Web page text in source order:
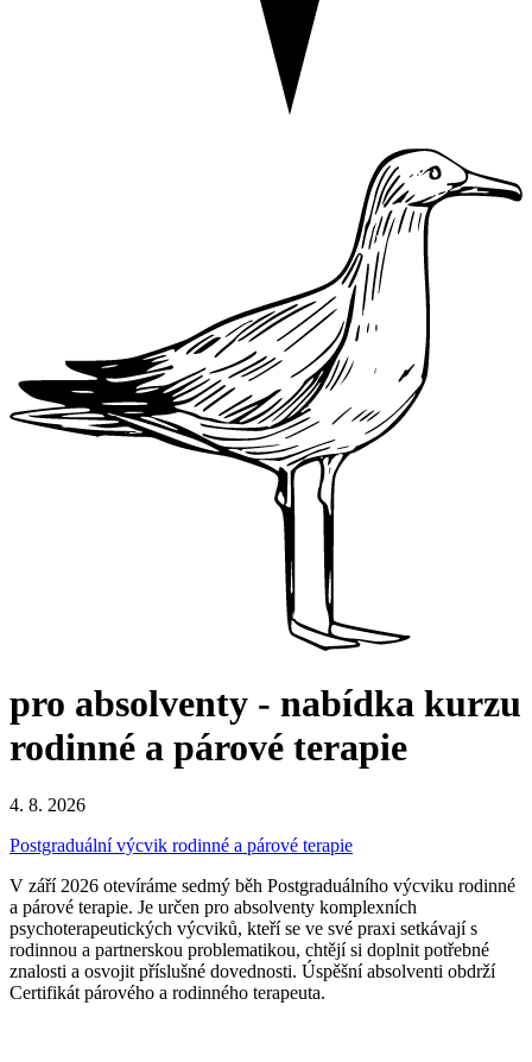
pro absolventy - nabídka kurzu
rodinné a párové terapie
4. 8. 2026
Postgraduální výcvik rodinné a párové terapie
V září 2026 otevíráme sedmý běh Postgraduálního výcviku rodinné
a párové terapie. Je určen pro absolventy komplexních
psychoterapeutických výcviků, kteří se ve své praxi setkávají s
rodinnou a partnerskou problematikou, chtějí si doplnit potřebné
znalosti a osvojit příslušné dovednosti. Úspěšní absolventi obdrží
Certifikát párového a rodinného terapeuta.